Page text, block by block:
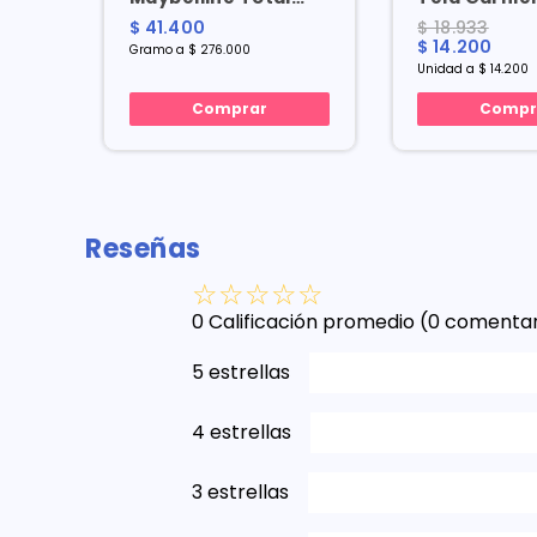
Temptation Brow
Soft Brown 0.15g Gr
$ 41.400
Gramo a $ 276.000
Comprar
Bomb
Bolsa X 1 U
$ 18.933
$ 14.200
Unidad a $ 14.200
Reseñas
☆☆☆☆☆
0 Calificación promedio (0
5 estrellas
4 estrellas
3 estrellas